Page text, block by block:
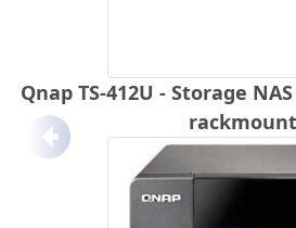
Qnap TS-412U - Storage
rackmount
Anterior